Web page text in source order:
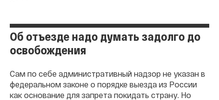
Об отъезде надо думать задолго до
освобождения
Сам по себе административный надзор не указан в
федеральном законе о порядке выезда из России
как основание для запрета покидать страну. Но